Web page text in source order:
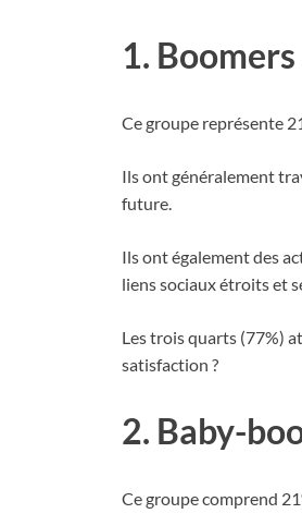
1. Boomers
Ce groupe représente
Ils ont généralement
future.
Ils ont également des
liens sociaux étroits et
Les trois quarts (77%)
satisfaction ?
2. Baby-
Ce groupe comprend